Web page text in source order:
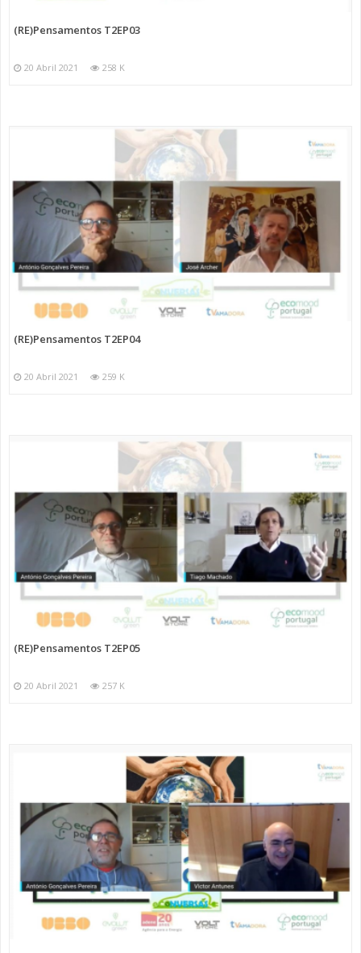
(RE)Pensamentos T2EP03
20 Abril 2021 258 K
(RE)Pensamentos T2EP04
20 Abril 2021 259 K
(RE)Pensamentos T2EP05
20 Abril 2021 257 K